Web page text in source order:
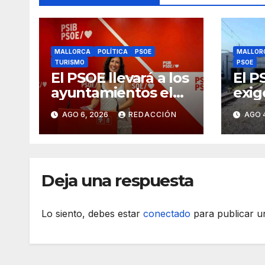
MALLORCA POLÍTICA
PSOE
TURISMO
El PSOE llevará a los
ayuntamientos el
cambio de modelo
turístico y de
vivienda
AGO 6, 2026 REDACCIÓN
PSOE
El
en
AGO
Deja una respuesta
Lo siento, debes estar conectado para publicar